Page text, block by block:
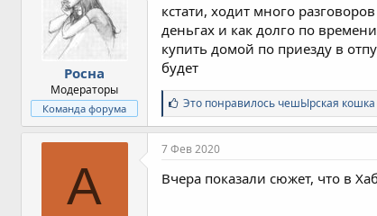
Росна
Модераторы
Команда форума
кстати, ходит много
деньгах и как долго по
купить домой по приезду в
будет
С
и
м
п
т
и
Это понравилось чешЫрская кошка
A
7 Фев 2020
Вчера показали сюжет, что в